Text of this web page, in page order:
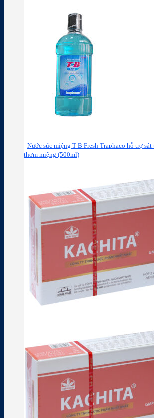
Nước súc miệng T-B Fresh Traphaco hỗ trợ
thơm miệng (500ml)